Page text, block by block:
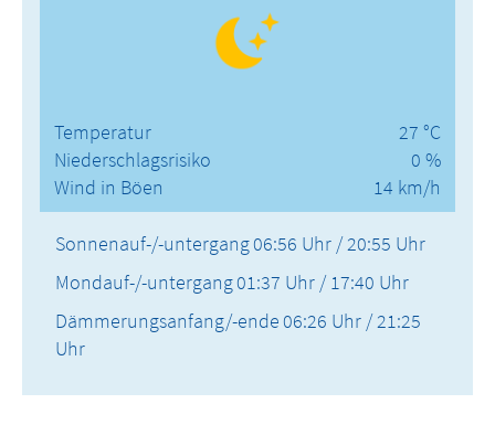
Temperatur
Niederschlagsrisiko
Wind in Böen
27 °C
0 %
14 km/h
Sonnenauf-/-untergang06:56 Uhr / 20:55 Uhr
Mondauf-/-untergang01:37 Uhr / 17:40 Uhr
Dämmerungsanfang/-ende06:26 Uhr / 21:25
Uhr